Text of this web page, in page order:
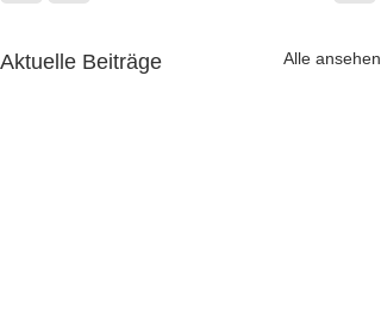
Aktuelle Beiträge Alle ansehen